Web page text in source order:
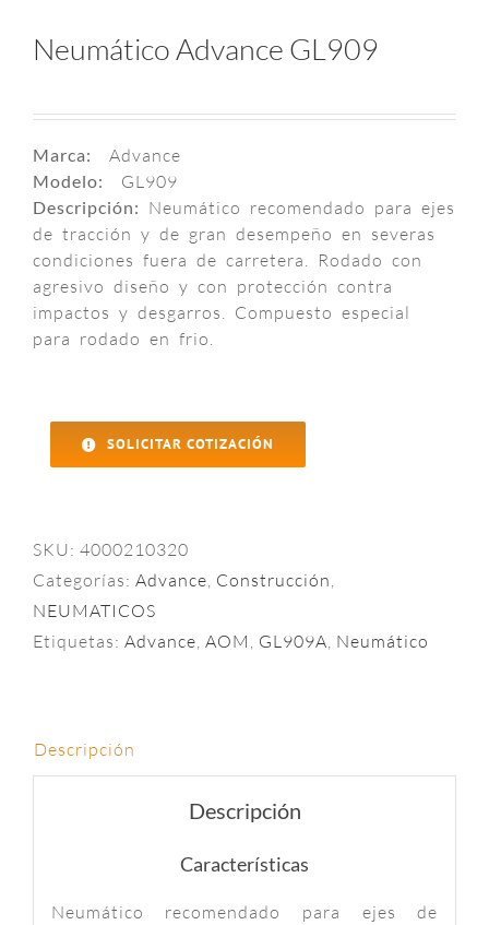
Neumático Advance GL909
Marca: Advance
Modelo: GL909
Descripción: Neumático recomendado para ejes
de tracción y de gran desempeño en severas
condiciones fuera de carretera. Rodado con
agresivo diseño y con protección contra
impactos y desgarros. Compuesto especial
para rodado en frio.
SOLICITAR COTIZACIÓN
SKU: 4000210320
Categorías: Advance, Construcción,
NEUMATICOS
Etiquetas: Advance, AOM , GL909A, Neumático
Descripción
Descripción
Características
Neumático recomendado para ejes de